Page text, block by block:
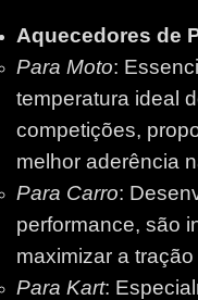
Aquecedores de
Para Moto:
temperatura ideal
competições,
melhor aderência
Para Carro:
performance, são
maximizar a
Para Kart: